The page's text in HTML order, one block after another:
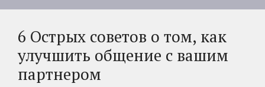
6 Острых советов о том, как
улучшить общение с вашим
партнером